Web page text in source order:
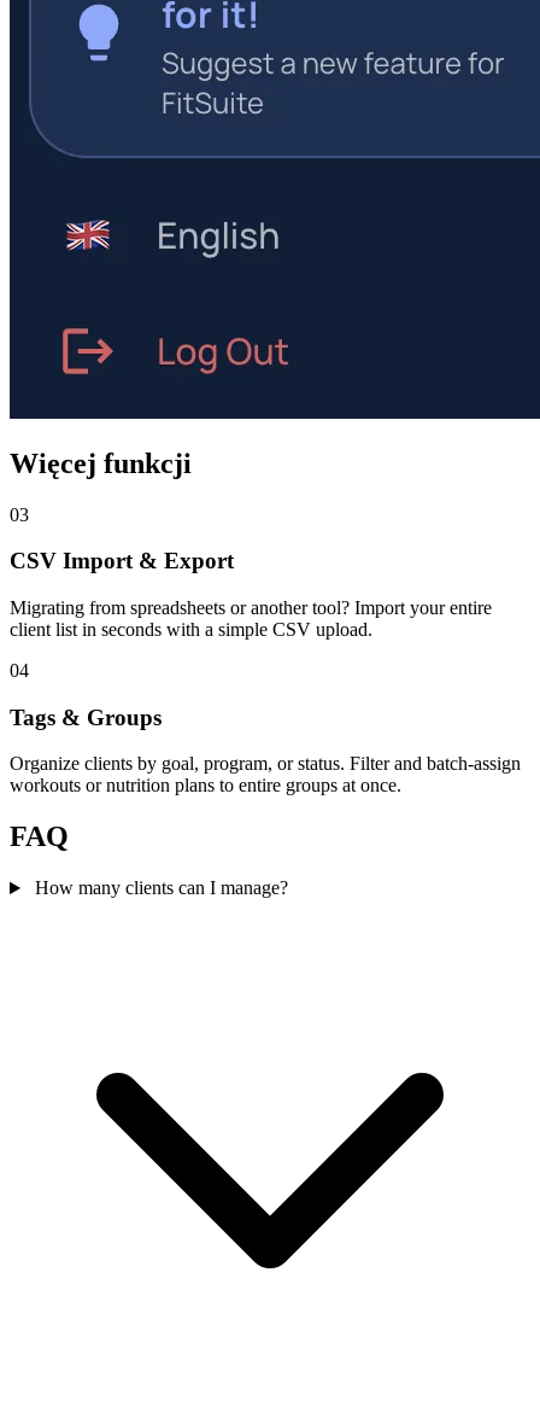
Więcej funkcji
03
CSV Import & Export
Migrating from spreadsheets or another tool? Import your entire
client list in seconds with a simple CSV upload.
04
Tags & Groups
Organize clients by goal, program, or status. Filter and batch-assign
workouts or nutrition plans to entire groups at once.
FAQ
How many clients can I manage?